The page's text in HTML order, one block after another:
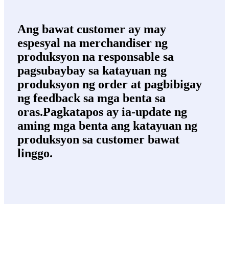
Ang bawat customer ay may
espesyal na merchandiser ng
produksyon na responsable sa
pagsubaybay sa katayuan ng
produksyon ng order at pagbibigay
ng feedback sa mga benta sa
oras.Pagkatapos ay ia-update ng
aming mga benta ang katayuan ng
produksyon sa customer bawat
linggo.